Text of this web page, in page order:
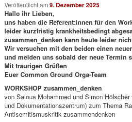
Veröffentlicht am 9. Dezember 2025
Hallo ihr Lieben,
uns haben die Referent:innen für den
leider kurzfristig krankheitsbedingt
zusammen_denken kann heute leider
Wir versuchen mit den beiden einen
und melden uns sobald der neue Termin
Mit traurigen Grüßen
Euer Common Ground Orga-Team
WORKSHOP zusammen_denken
von Saloua Mohammed und Simon
und Dokumentationszentrum) zum Thema
Antisemitismuskritik zusammendenken